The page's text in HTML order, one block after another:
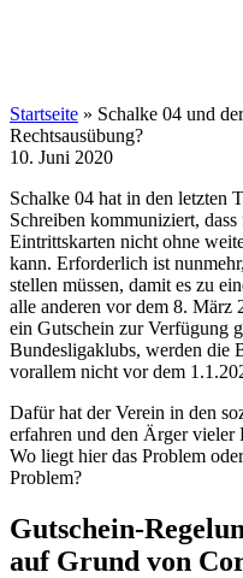
Startseite » Schalke 04 und
Rechtsausübung?
10. Juni 2020
Schalke 04 hat in den letzten
Schreiben kommuniziert,
Eintrittskarten nicht ohne
kann. Erforderlich ist
stellen müssen, damit es zu
alle anderen vor dem 8. März
ein Gutschein zur Verfügung
Bundesligaklubs, werden die
vorallem nicht vor dem
Dafür hat der Verein in den
erfahren und den Ärger vieler
Wo liegt hier das Problem
Problem?
Gutschein-
auf Grund von